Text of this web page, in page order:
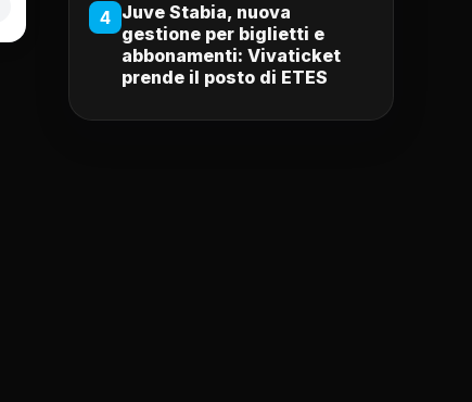
4 Juve Stabia, nuova
gestione per biglietti e
abbonamenti: Vivaticket
prende il posto di ETES